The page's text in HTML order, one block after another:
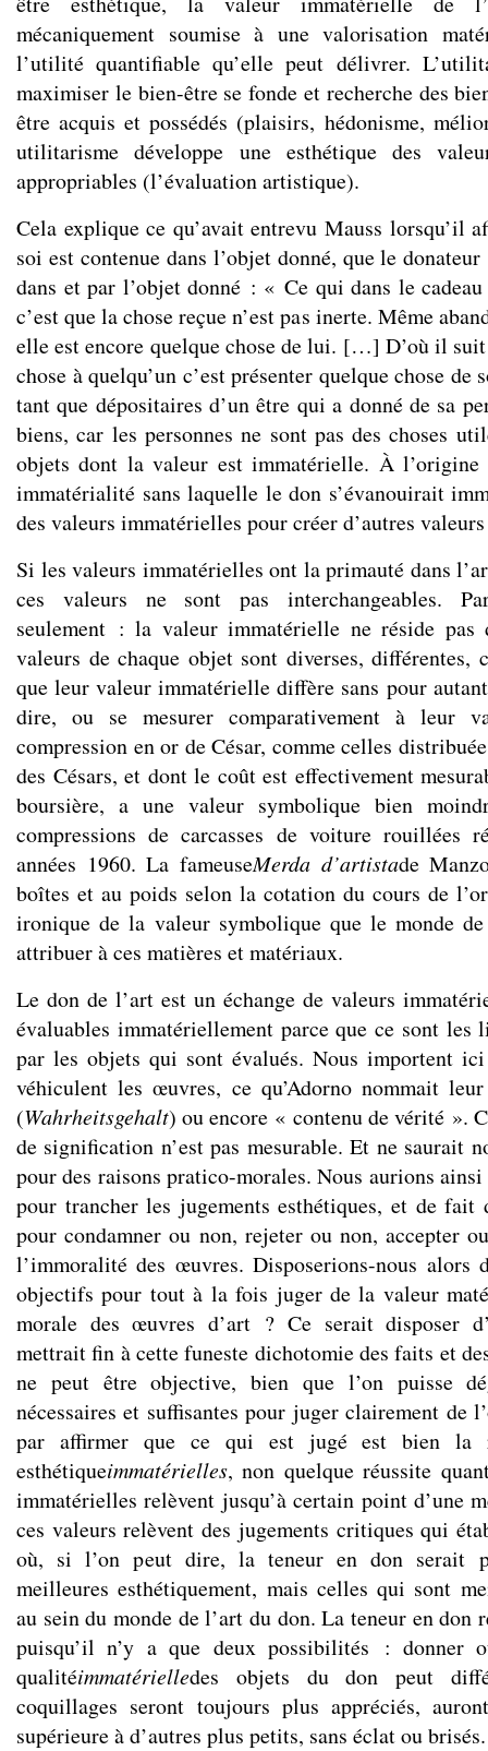
mécaniquement soumise à une valorisation
l’utilité quantifiable qu’elle peut délivrer.
maximiser le bien-être se fonde et recherche des
être acquis et possédés (plaisirs, hédonisme,
utilitarisme développe une esthétique des
appropriables (l’évaluation artistique).
Cela explique ce qu’avait entrevu Mauss lorsqu’il
soi est contenue dans l’objet donné, que le
dans et par l’objet donné : « Ce qui dans le
c’est que la chose reçue n’est pas inerte. Même
elle est encore quelque chose de lui. […] D’où il
chose à quelqu’un c’est présenter quelque chose de
tant que dépositaires d’un être qui a donné de sa
biens, car les personnes ne sont pas des choses
objets dont la valeur est immatérielle. À l’origine
immatérialité sans laquelle le don s’évanouirait
des valeurs immatérielles pour créer d’autres
Si les valeurs immatérielles ont la primauté dans
ces valeurs ne sont pas interchangeables.
seulement : la valeur immatérielle ne réside pas
valeurs de chaque objet sont diverses, différentes,
que leur valeur immatérielle diffère sans pour
dire, ou se mesurer comparativement à leur
compression en or de César, comme celles
des Césars, et dont le coût est effectivement
boursière, a une valeur symbolique bien
compressions de carcasses de voiture rouillées
années 1960. La fameuseMerda d’artistade
boîtes et au poids selon la cotation du cours de
ironique de la valeur symbolique que le monde
attribuer à ces matières et matériaux.
Le don de l’art est un échange de valeurs
évaluables immatériellement parce que ce sont les
par les objets qui sont évalués. Nous importent
véhiculent les œuvres, ce qu’Adorno nommait
(Wahrheitsgehalt) ou encore « contenu de vérité ».
de signification n’est pas mesurable. Et ne saurait
pour des raisons pratico-morales. Nous aurions
pour trancher les jugements esthétiques, et de fait
pour condamner ou non, rejeter ou non, accepter
l’immoralité des œuvres. Disposerions-nous alors
objectifs pour tout à la fois juger de la valeur
morale des œuvres d’art ? Ce serait disposer
mettrait fin à cette funeste dichotomie des faits et
ne peut être objective, bien que l’on puisse
nécessaires et suffisantes pour juger clairement de
par affirmer que ce qui est jugé est bien la
esthétiqueimmatérielles, non quelque réussite
immatérielles relèvent jusqu’à certain point d’une
ces valeurs relèvent des jugements critiques qui
où, si l’on peut dire, la teneur en don serait
meilleures esthétiquement, mais celles qui sont
au sein du monde de l’art du don. La teneur en don
puisqu’il n’y a que deux possibilités : donner
qualitéimmatérielledes objets du don peut
coquillages seront toujours plus appréciés,
supérieure à d’autres plus petits, sans éclat ou brisés.